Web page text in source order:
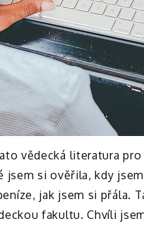
vědecká literatura
si ověřila, kdy
jak jsem si přála.
fakultu. Chvíli